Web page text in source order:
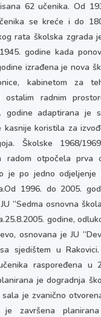
62 učenika. Od
se kreće i do
rata školska zgrada
godine kada
izrađena je nova
kabinetom za
ostalim radnim
godine adaptirana je
kasnije koristila za
Školske 1968/
radom otpočela prva
je po jedno
1996. do 2005.
“Sedma osnovna
godine,
osnovana je JU
sjedištem u
raspoređena u
je dogradnja
je zvanično
je završena